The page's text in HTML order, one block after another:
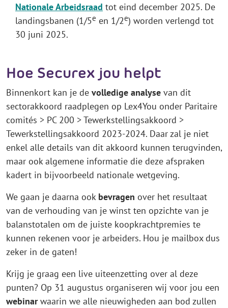
Nationale Arbeidsraad tot eind december 2025. De
landingsbanen (1/5e en 1/2e) worden verlengd tot
30 juni 2025.
Hoe Securex jou helpt
Binnenkort kan je de volledige analyse van dit
sectorakkoord raadplegen op Lex4You onder Paritaire
comités > PC 200 > Tewerkstellingsakkoord >
Tewerkstellingsakkoord 2023-2024. Daar zal je niet
enkel alle details van dit akkoord kunnen terugvinden,
maar ook algemene informatie die deze afspraken
kadert in bijvoorbeeld nationale wetgeving.
We gaan je daarna ook bevragen over het resultaat
van de verhouding van je winst ten opzichte van je
balanstotalen om de juiste koopkrachtpremies te
kunnen rekenen voor je arbeiders. Hou je mailbox dus
zeker in de gaten!
Krijg je graag een live uiteenzetting over al deze
punten? Op 31 augustus organiseren wij voor jou een
webinarwaarin we alle nieuwigheden aan bod zullen